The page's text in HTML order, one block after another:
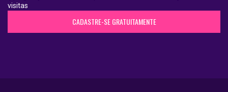
visitas
CADASTRE-SE GRATUITAMENTE